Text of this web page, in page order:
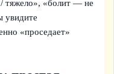
тяжело», «болит — не
увидите
«проседает»